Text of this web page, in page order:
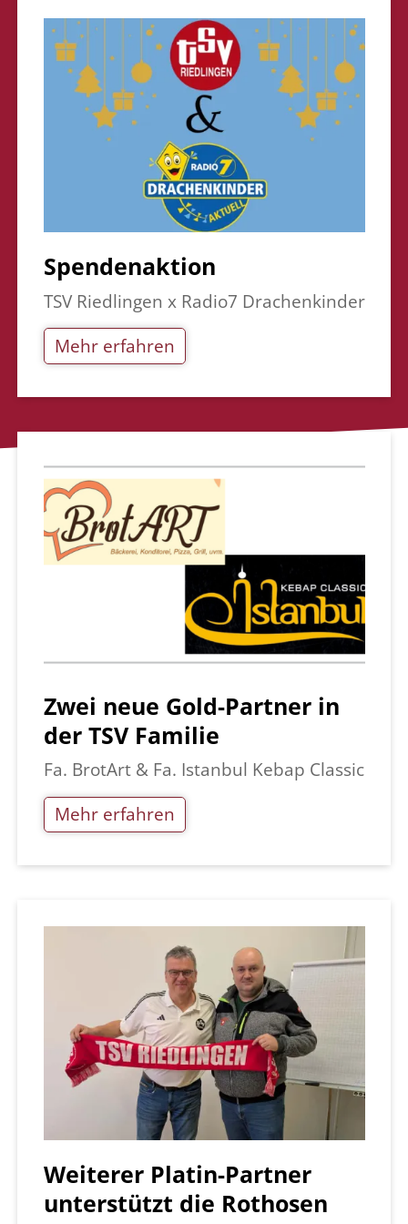
Spendenaktion
TSV Riedlingen x Radio7 Drachenkinder
Mehr erfahren
Zwei neue Gold-Partner in
der TSV Familie
Fa. BrotArt & Fa. Istanbul Kebap Classic
Mehr erfahren
Weiterer Platin-Partner
unterstützt die Rothosen